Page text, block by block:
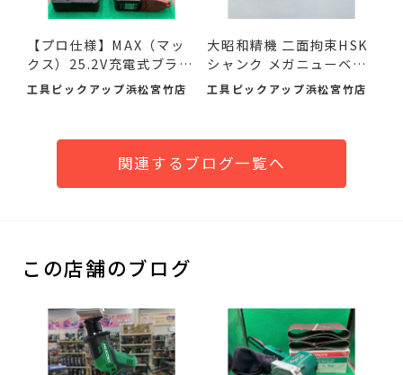
【プロ仕様】MAX（マッ
クス）25.2V充電式ブラシ
レ...
工具ピックアップ浜松宮竹店
大昭和精機 二面拘束HSK
シャンク メガニューベビ
ー...
工具ピックアップ浜松宮竹店
関連するブログ一覧へ
この店舗のブログ